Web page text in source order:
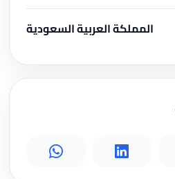
المملكة العربية السعودية